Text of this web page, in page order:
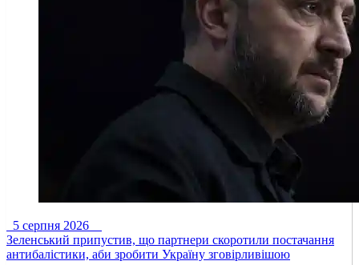
5 серпня 2026
Зеленський припустив, що партнери скоротили постачання
антибалістики, аби зробити Україну зговірливішою